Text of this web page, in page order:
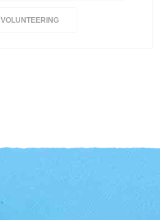
VOLUNTEERING